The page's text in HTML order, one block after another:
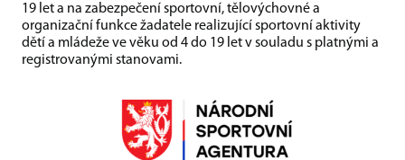
19 let a na zabezpečení sportovní, tělovýchovné a
organizační funkce žadatele realizující sportovní aktivity
dětí a mládeže ve věku od 4 do 19 let v souladu s platnými a
registrovanými stanovami.